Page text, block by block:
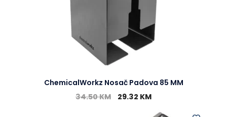
ChemicalWorkz Nosač Padova 85 MM
34.50KM 29.32 KM